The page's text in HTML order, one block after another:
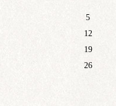
5
12
19
26